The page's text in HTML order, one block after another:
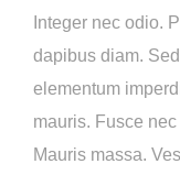
Integer nec odio.
dapibus diam.
elementum
mauris. Fusce
Mauris massa.